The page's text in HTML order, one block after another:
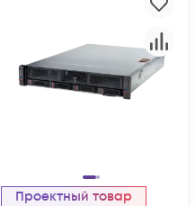
Проектный товар